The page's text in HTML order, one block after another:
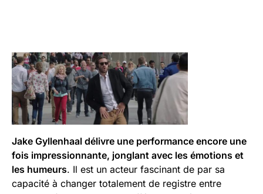
Jake Gyllenhaal délivre une performance encore une
fois impressionnante, jonglant avec les émotions et
les humeurs. Il est un acteur fascinant de par sa
capacité à changer totalement de registre entre